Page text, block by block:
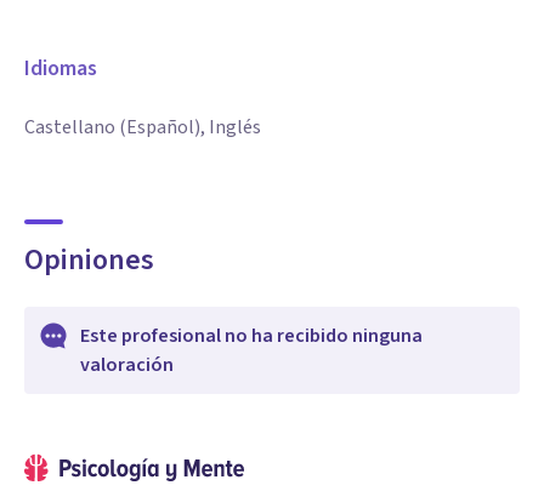
Idiomas
Castellano (Español), Inglés
Opiniones
Este profesional no ha recibido ninguna
valoración